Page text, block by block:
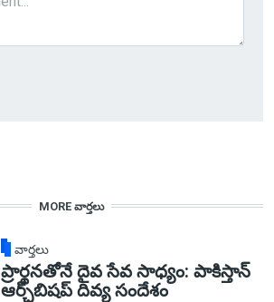
MORE వార్తలు
వార్తలు
ప్రార్థనతోనే దైవ సేవ సాధ్యం: పాకిస్తాన్‌
ఆర్చ్‌బిషప్ దివ్య సందేశం